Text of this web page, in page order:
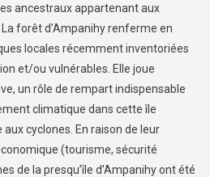
ancestraux appartenant aux
forêt d’Ampanihy renferme en
locales récemment inventoriées
et/ou vulnérables. Elle joue
un rôle de rempart indispensable
climatique dans cette île
cyclones. En raison de leur
(tourisme, sécurité
de la presqu’île d’Ampanihy ont été